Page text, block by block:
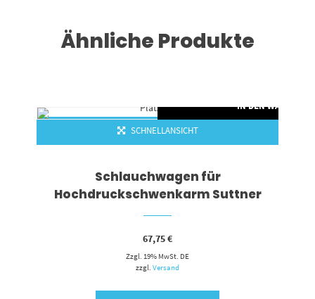
Ähnliche Produkte
IN DEN
SCHNELLANSICHT
Schlauchwagen für
Hochdruckschwenkarm Suttner
67,75€
Zzgl. 19% MwSt. DE
zzgl.Versand